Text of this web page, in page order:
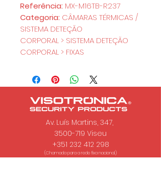
Referência: MX-M16TB-R237
Categoria: CÂMARAS TÉRMICAS /
SISTEMA DETEÇÃO
CORPORAL > SISTEMA DETEÇÃO
CORPORAL > FIXAS
Av. Luís Martins, 347,
3500-719 Viseu
+351 232 412 298
(Chamada para a rede fixa nacional.)